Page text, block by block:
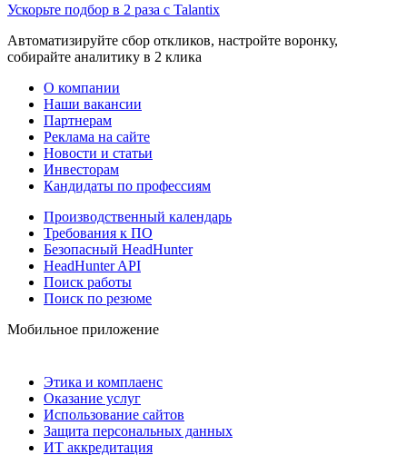
Ускорьте подбор в 2 раза с Talantix
Автоматизируйте сбор откликов, настройте воронку,
собирайте аналитику в 2 клика
О компании
Наши вакансии
Партнерам
Реклама на сайте
Новости и статьи
Инвесторам
Кандидаты по профессиям
Производственный календарь
Требования к ПО
Безопасный HeadHunter
HeadHunter API
Поиск работы
Поиск по резюме
Мобильное приложение
Этика и комплаенс
Оказание услуг
Использование сайтов
Защита персональных данных
ИТ аккредитация